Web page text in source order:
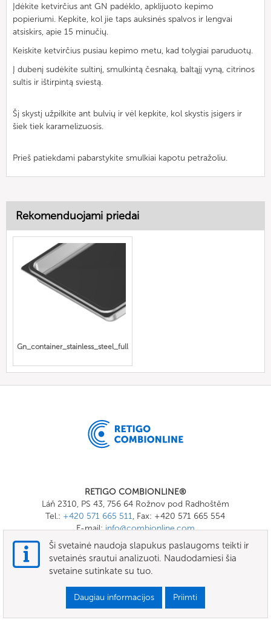
Įdėkite ketvirčius ant GN padėklo, apklijuoto kepimo
popieriumi. Kepkite, kol jie taps auksinės spalvos ir lengvai
atsiskirs, apie 15 minučių.
Keiskite ketvirčius pusiau kepimo metu, kad tolygiai paruduotų.
Į dubenį sudėkite sultinį, smulkintą česnaką, baltąjį vyną, citrinos
sultis ir ištirpintą sviestą.
Šį skystį užpilkite ant bulvių ir vėl kepkite, kol skystis įsigers ir
šiek tiek karamelizuosis.
Prieš patiekdami pabarstykite smulkiai kapotu petražoliu.
Rekomenduojami priedai
Gn_container_stainless_steel_full
RETIGO COMBIONLINE®
Láň 2310, PS 43, 756 64 Rožnov pod Radhoštěm
Tel.: +420 571 665 511, Fax: +420 571 665 554
E-mail:info@combionline.com
OnlineMenu
SĄLYGOS IR SĄLYGOS
Ši svetainė naudoja slapukus paslaugoms teikti ir
svetainės srautui analizuoti. Naudodamiesi šia
svetaine sutinkate su tuo.
Daugiau informacijos Priimti